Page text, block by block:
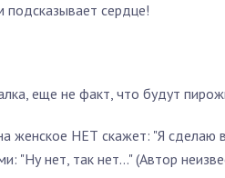
подсказывает сердце!
еще не факт, что будут
женское НЕТ скажет: "Я сделаю
"Ну нет, так нет..." (Автор